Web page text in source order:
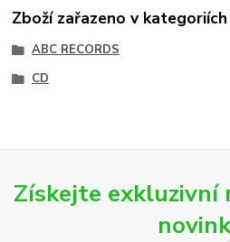
Zboží zařazeno v kategoriích
ABC RECORDS
CD
Získejte exkluzivní